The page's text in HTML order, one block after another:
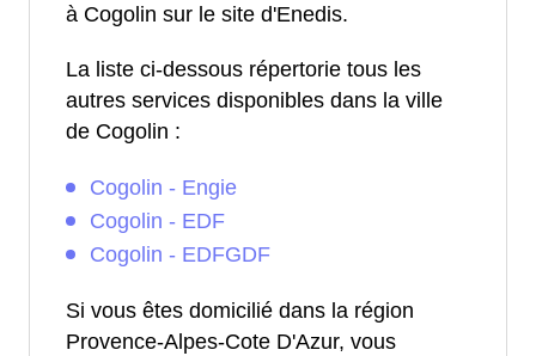
à Cogolin sur le site d'Enedis.
La liste ci-dessous répertorie tous les
autres services disponibles dans la ville
de Cogolin :
Cogolin - Engie
Cogolin - EDF
Cogolin - EDFGDF
Si vous êtes domicilié dans la région
Provence-Alpes-Cote D'Azur, vous